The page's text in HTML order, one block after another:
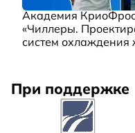
Академия
«Чиллеры.
систем охлаждения
При поддержке